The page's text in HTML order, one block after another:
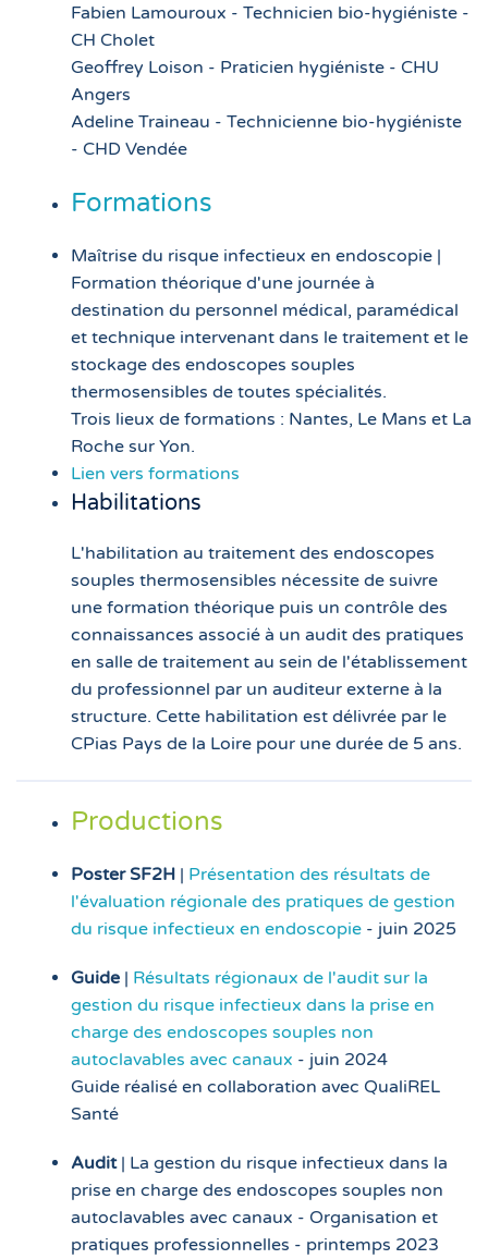
Fabien Lamouroux - Technicien bio-hygiéniste -
CH Cholet
Geoffrey Loison - Praticien hygiéniste - CHU
Angers
Adeline Traineau - Technicienne bio-hygiéniste
- CHD Vendée
Formations
Maîtrise du risque infectieux en endoscopie |
Formation théorique d'une journée à
destination du personnel médical, paramédical
et technique intervenant dans le traitement et le
stockage des endoscopes souples
thermosensibles de toutes spécialités.
Trois lieux de formations : Nantes, Le Mans et La
Roche sur Yon.
Lien vers formations
Habilitations
L'habilitation au traitement des endoscopes
souples thermosensibles nécessite de suivre
une formation théorique puis un contrôle des
connaissances associé à un audit des pratiques
en salle de traitement au sein de l'établissement
du professionnel par un auditeur externe à la
structure. Cette habilitation est délivrée par le
CPias Pays de la Loire pour une durée de 5 ans.
Productions
Poster SF2H | Présentation des résultats de
l'évaluation régionale des pratiques de gestion
du risque infectieux en endoscopie - juin 2025
Guide | Résultats régionaux de l'audit sur la
gestion du risque infectieux dans la prise en
charge des endoscopes souples non
autoclavables avec canaux - juin 2024
Guide réalisé en collaboration avec QualiREL
Santé
Audit| La gestion du risque infectieux dans la
prise en charge des endoscopes souples non
autoclavables avec canaux - Organisation et
pratiques professionnelles - printemps 2023